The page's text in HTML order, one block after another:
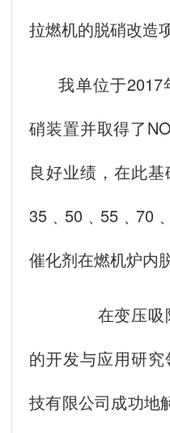
拉燃机的脱硝改造
我单位于
硝装置并取得了
良好业绩，在此
催化剂在燃机炉内
在变压吸
的开发与应用研
技有限公司成功地